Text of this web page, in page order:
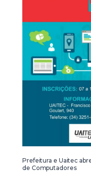
Prefeitura e Uaitec
de Computadores